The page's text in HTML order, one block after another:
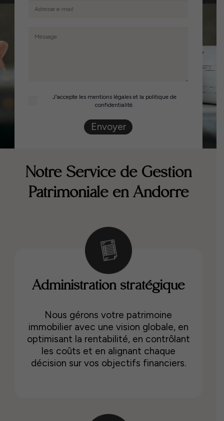
J'accepte les mentions légales et la politique de
confidentialité.
Envoyer
Notre Service de Gestion
Patrimoniale en Andorre
Administration stratégique
Nous gérons votre patrimoine
immobilier avec une vision globale, en
optimisant la rentabilité, en contrôlant
les coûts et en alignant chaque
décision sur vos objectifs financiers.